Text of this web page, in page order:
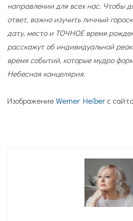
направлении для всех нас. Чтобы
ответ, важно изучить личный
дату, место и ТОЧНОЕ время
расскажут об индивидуальной
время событий, которые мудро
Небесная канцелярия.
ИзображениеWerner Heiberс сайта